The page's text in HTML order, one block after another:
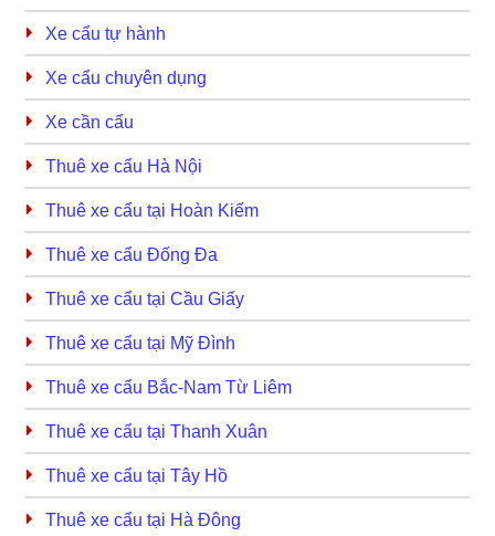
Xe cẩu tự hành
Xe cẩu chuyên dụng
Xe cần cẩu
Thuê xe cẩu Hà Nội
Thuê xe cẩu tại Hoàn Kiếm
Thuê xe cẩu Đống Đa
Thuê xe cẩu tại Cầu Giấy
Thuê xe cẩu tại Mỹ Đình
Thuê xe cẩu Bắc-Nam Từ Liêm
Thuê xe cẩu tại Thanh Xuân
Thuê xe cẩu tại Tây Hồ
Thuê xe cẩu tại Hà Đông